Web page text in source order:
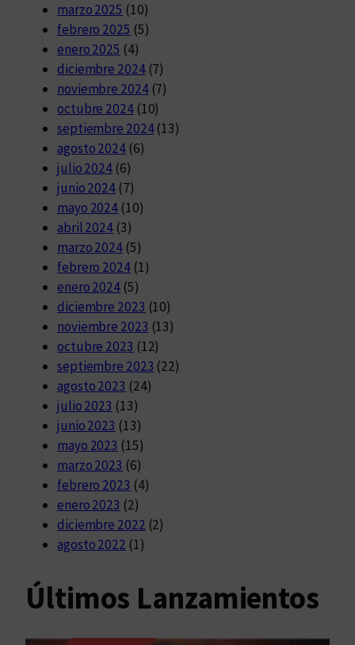
marzo 2025 (10)
febrero 2025 (5)
enero 2025 (4)
diciembre 2024(7)
noviembre 2024(7)
octubre 2024(10)
septiembre 2024(13)
agosto 2024(6)
julio 2024 (6)
junio 2024 (7)
mayo 2024 (10)
abril 2024 (3)
marzo 2024 (5)
febrero 2024(1)
enero 2024 (5)
diciembre 2023 (10)
noviembre 2023 (13)
octubre 2023 (12)
septiembre 2023 (22)
agosto 2023 (24)
julio 2023 (13)
junio 2023 (13)
mayo 2023 (15)
marzo 2023 (6)
febrero 2023 (4)
enero 2023 (2)
diciembre 2022 (2)
agosto 2022 (1)
Últimos Lanzamientos